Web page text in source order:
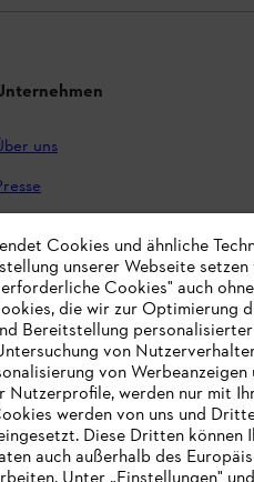
uns
Markenshop
Hinweisgebersystem
für
zur Barrierefreiheit
Cookies und ähnliche
unserer Webseite
Cookies" auch
die wir zur Optimierung
Bereitstellung
von
von Werbeanzeigen
Nutzerprofile, werden nur mit
werden von uns und
Diese Dritten können
auch außerhalb des